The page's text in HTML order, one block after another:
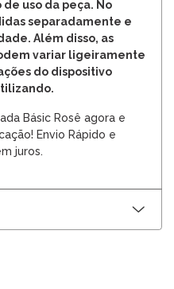
uso da peça. No
separadamente e
Além disso, as
variar ligeiramente
do dispositivo
Básic Rosê agora e
Envio Rápido e
juros.